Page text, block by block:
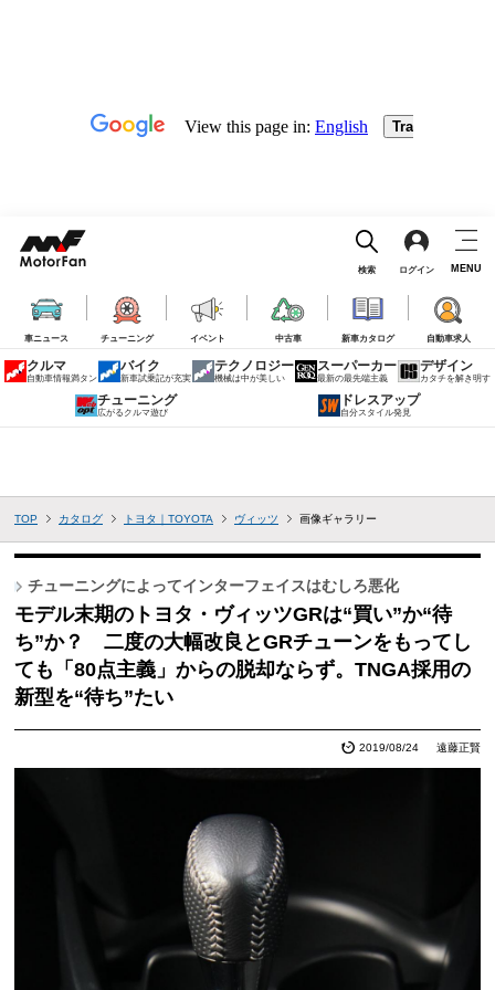
車ニュース チューニング イベント 中古車 新車カタログ 自動車求人
検索 ログイン MENU
クルマ
自動車情報満タン
バイク
新車試乗記が充実
テクノロジー
機械は中が美しい
スーパーカー
最新の最先端主義
デザイン
カタチを解き明す
チューニング
広がるクルマ遊び
ドレスアップ
自分スタイル発見
TOP カタログ トヨタ｜TOYOTA ヴィッツ 画像ギャラリー
チューニングによってインターフェイスはむしろ悪化
モデル末期のトヨタ・ヴィッツGRは“買い”か“待
ち”か？ 二度の大幅改良とGRチューンをもってし
ても「80点主義」からの脱却ならず。TNGA採用の
新型を“待ち”たい
2019/08/24 遠藤正賢